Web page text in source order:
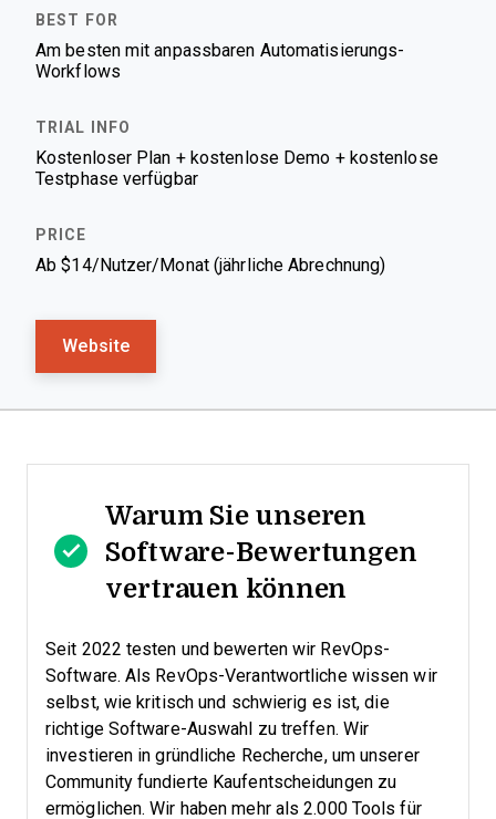
Am besten mit anpassbaren Automatisierungs-
Workflows
Kostenloser Plan + kostenlose Demo + kostenlose
Testphase verfügbar
Ab $14/Nutzer/Monat (jährliche Abrechnung)
Website
Warum Sie unseren
Software-Bewertungen
vertrauen können
Seit 2022 testen und bewerten wir RevOps-
Software. Als RevOps-Verantwortliche wissen wir
selbst, wie kritisch und schwierig es ist, die
richtige Software-Auswahl zu treffen. Wir
investieren in gründliche Recherche, um unserer
Community fundierte Kaufentscheidungen zu
ermöglichen. Wir haben mehr als 2.000 Tools für